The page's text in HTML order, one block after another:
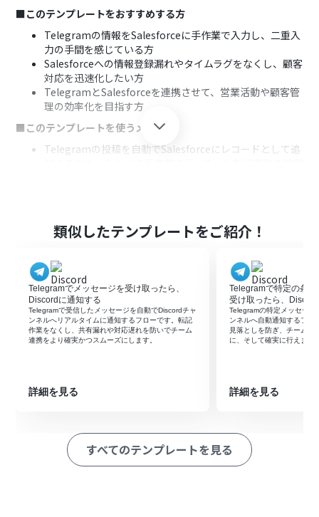
■このテンプレートをおすすめする方
Telegramの情報をSalesforceに手作業で入力し、二重入
力の手間を感じている方
Salesforceへの情報登録漏れやタイムラグをなくし、顧客
対応を迅速化したい方
TelegramとSalesforceを連携させて、営業活動や顧客管
理の効率化を目指す方
■このテンプレートを使うメリット
Telegramの投稿を自動でSalesforceにレコードとして追
■フローボットの流れ
はじめに、TelegramとSalesforceをYoomと連携します
次に、トリガーでTelegramを選択し、「ボットがメッセ
ージを受け取ったら」というアクションを設定します
次に、オペレーションでAI機能を選択し、「テキスト抽
出」アクションでメッセージ内容から必要な情報を抽出し
ます
最後に、オペレーションでSalesforceの「レコードを追
※「トリガー」：フロー起動のきっかけとなるアクション、「オ
■このワークフローのカスタムポイント
AI機能のテキスト抽出では、Telegramのメッセージ本文
類似したテンプレートをご紹介！
Telegramでメッセージを受け取ったら、
Discordに通知する
Telegramで受信したメッセージを自動でDiscordチャ
ンネルへリアルタイムに通知するフローです。転記
作業をなくし、共有漏れや対応遅れを防いでチーム
連携をより確実かつスムーズにします。
詳細を見る
Telegramで特定の条
受け取ったら、
Telegramの特定メッセー
ンネルへ自動通知するフロ
見落としを防ぎ、チームへ
に、そして確実に行えます
詳細を見る
すべてのテンプレートを見る